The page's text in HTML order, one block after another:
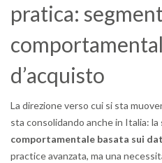
pratica:
d’acquisto
La direzione verso cui si sta
sta consolidando anche in Italia: la
comportamentale basata sui
practice avanzata, ma una